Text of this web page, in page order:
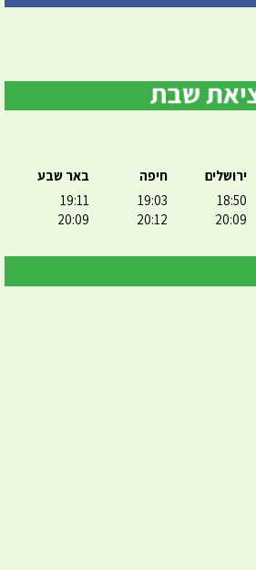
ירושלים
18:50
20:09
חיפה
19:03
20:12
באר שבע
19:11
20:09